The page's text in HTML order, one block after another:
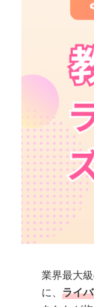
業界最大
に、 ライ